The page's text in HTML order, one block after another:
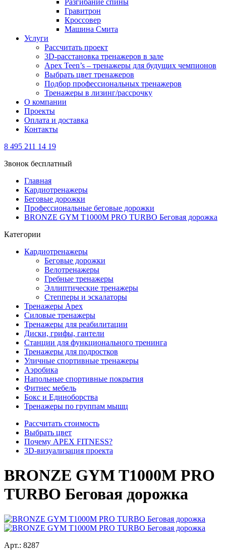
Разгибание спины
Гравитрон
Кроссовер
Машина Смита
Услуги
Рассчитать проект
3D-расстановка тренажеров в зале
Apex Teen’s – тренажеры для будущих чемпионов
Выбрать цвет тренажеров
Подбор профессиональных тренажеров
Тренажеры в лизинг/рассрочку
О компании
Проекты
Оплата и доставка
Контакты
8 495 211 14 19
Звонок бесплатный
Главная
Кардиотренажеры
Беговые дорожки
Профессиональные беговые дорожки
BRONZE GYM T1000M PRO TURBO Беговая дорожка
Категории
Кардиотренажеры
Беговые дорожки
Велотренажеры
Гребные тренажеры
Эллиптические тренажеры
Степперы и эскалаторы
Тренажеры Apex
Силовые тренажеры
Тренажеры для реабилитации
Диски, грифы, гантели
Станции для функционального тренинга
Тренажеры для подростков
Уличные спортивные тренажеры
Аэробика
Напольные спортивные покрытия
Фитнес мебель
Бокс и Единоборства
Тренажеры по группам мышц
Рассчитать стоимость
Выбрать цвет
Почему APEX FITNESS?
3D-визуализация проекта
BRONZE GYM T1000M PRO
TURBO Беговая дорожка
Арт.: 8287